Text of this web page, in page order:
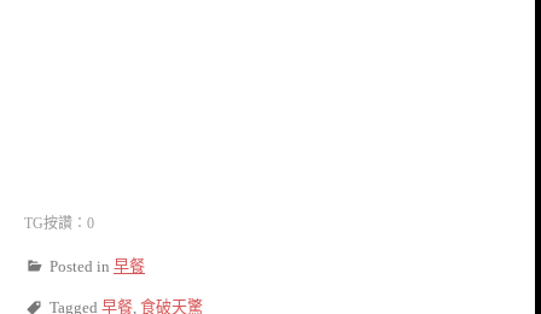
TG按讚：0
Posted in 早餐
Tagged 早餐, 食破天驚